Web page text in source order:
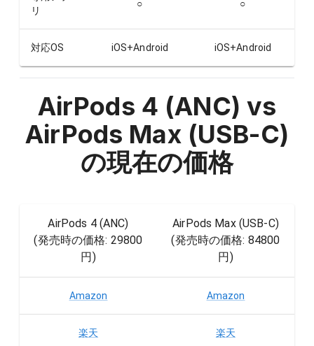
リ
○ ○
対応OS iOS+Android iOS+Android
AirPods 4 (ANC) vs
AirPods Max (USB-C)
の現在の価格
AirPods 4 (ANC)
(発売時の価格: 29800
円)
AirPods Max (USB-C)
(発売時の価格: 84800
円)
Amazon Amazon
楽天 楽天